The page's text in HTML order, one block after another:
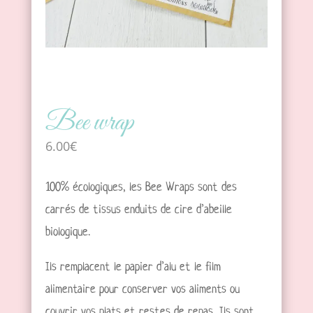
Bee wrap
6.00€
100% écologiques, les Bee Wraps sont des
carrés de tissus enduits de cire d’abeille
biologique.
Ils remplacent le papier d’alu et le film
alimentaire pour conserver vos aliments ou